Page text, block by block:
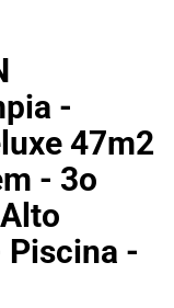
-
47m2
- 3o
Piscina -